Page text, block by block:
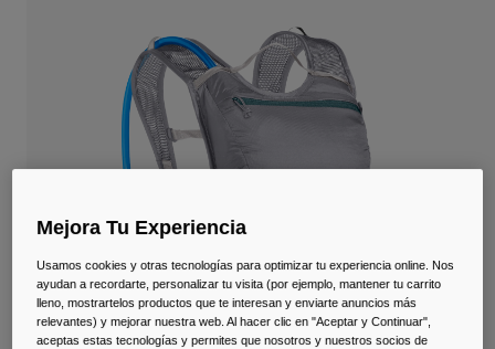
Botellas
Tazas y Vasos
Bolsas Bici
Bolsas Hidratación
Accessorios
Viajar y estilo de vida
Mejora Tu Experiencia
Usamos cookies y otras tecnologías para optimizar tu experiencia online. Nos
ayudan a recordarte, personalizar tu visita (por ejemplo, mantener tu carrito
lleno, mostrartelos productos que te interesan y enviarte anuncios más
relevantes) y mejorar nuestra web. Al hacer clic en "Aceptar y Continuar",
aceptas estas tecnologías y permites que nosotros y nuestros socios de